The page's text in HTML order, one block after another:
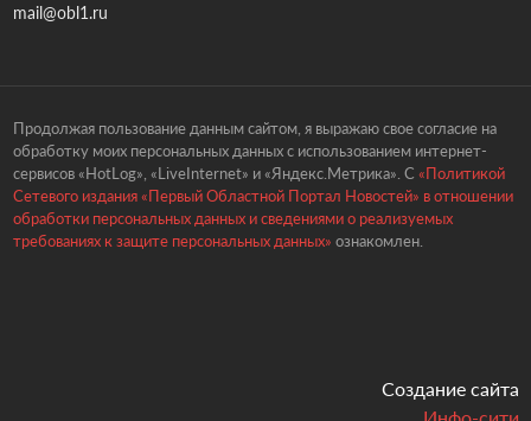
mail@obl1.ru
Продолжая пользование данным сайтом, я выражаю свое согласие на
обработку моих персональных данных с использованием интернет-
сервисов «HotLog», «LiveInternet» и «Яндекс.Метрика». С «Политикой
Сетевого издания «Первый Областной Портал Новостей» в отношении
обработки персональных данных и сведениями о реализуемых
требованиях к защите персональных данных» ознакомлен.
Создание сайта
Инфо-сити